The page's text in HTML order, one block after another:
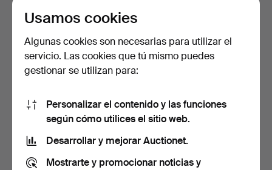
MONOCULAR Monofort
15x60, Ernst Leitz, Wet…
213 USD
PRISMÁTICOS Swarovski
475 USD
Usamos cookies
Algunas cookies son necesarias para utilizar el
servicio. Las cookies que tú mismo puedes
gestionar se utilizan para:
Personalizar el contenido y las funciones
según cómo utilices el sitio web.
Desarrollar y mejorar Auctionet.
Mostrarte y promocionar noticias y